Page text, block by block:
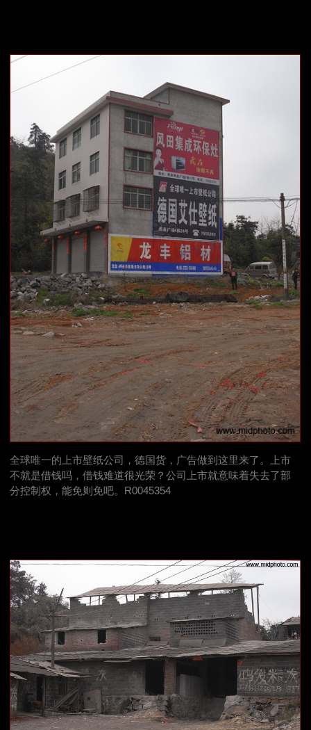
全球唯一的上市壁纸公司，德国货，广告做到这里来了。上市
不就是借钱吗，借钱难道很光荣？公司上市就意味着失去了部
分控制权，能免则免吧。R0045354